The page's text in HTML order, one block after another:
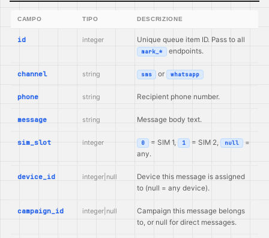
CAMPO TIPO DESCRIZIONE
id integer Unique queue item ID. Pass to all
mark_* endpoints.
channel string sms or whatsapp
phone string Recipient phone number.
message string Message body text.
sim_slot integer 0 = SIM 1, 1 = SIM 2, null
=
any.
device_id integer|null
Device this message is assigned
to (null = any device).
campaign_id integer|null
Campaign this message belongs
to, or null for direct messages.